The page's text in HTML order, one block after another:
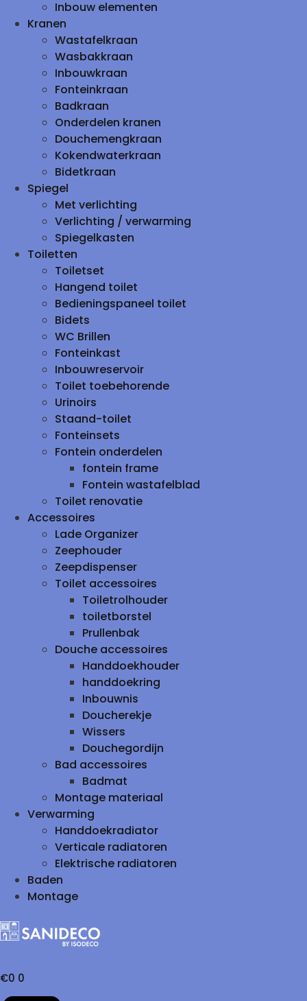
Inbouw elementen
Kranen
Wastafelkraan
Wasbakkraan
Inbouwkraan
Fonteinkraan
Badkraan
Onderdelen kranen
Douchemengkraan
Kokendwaterkraan
Bidetkraan
Spiegel
Met verlichting
Verlichting / verwarming
Spiegelkasten
Toiletten
Toiletset
Hangend toilet
Bedieningspaneel toilet
Bidets
WC Brillen
Fonteinkast
Inbouwreservoir
Toilet toebehorende
Urinoirs
Staand-toilet
Fonteinsets
Fontein onderdelen
fontein frame
Fontein wastafelblad
Toilet renovatie
Accessoires
Lade Organizer
Zeephouder
Zeepdispenser
Toilet accessoires
Toiletrolhouder
toiletborstel
Prullenbak
Douche accessoires
Handdoekhouder
handdoekring
Inbouwnis
Doucherekje
Wissers
Douchegordijn
Bad accessoires
Badmat
Montage materiaal
Verwarming
Handdoekradiator
Verticale radiatoren
Elektrische radiatoren
Baden
Montage
€0 0